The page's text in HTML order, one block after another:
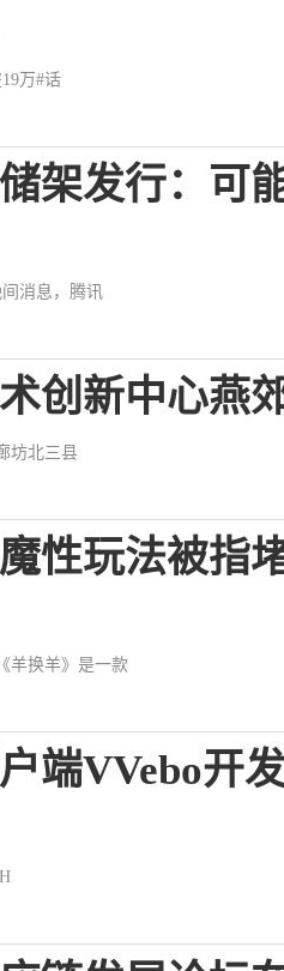
万#话
架发行：可
消息，腾讯
创新中心燕
坊北三县
魔性玩法被指
羊换羊》是一款
端VVebo开